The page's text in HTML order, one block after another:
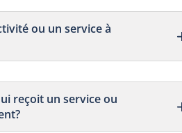
ou un service à
reçoit un service ou